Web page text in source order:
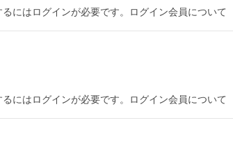
にはログインが必要です。ログイン会員について
にはログインが必要です。ログイン会員について